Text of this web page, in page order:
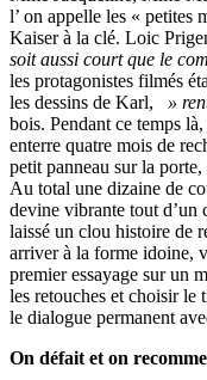
l’ on appelle les « petites
Kaiser à la clé. Loic
soit aussi court que le
les protagonistes filmés
les dessins de Karl,
»
bois. Pendant ce temps
enterre quatre mois de
petit panneau sur la
Au total une dizaine de
devine vibrante tout d’un
laissé un clou histoire de
arriver à la forme idoine,
premier essayage sur un
les retouches et choisir le
le dialogue permanent
On défait et on